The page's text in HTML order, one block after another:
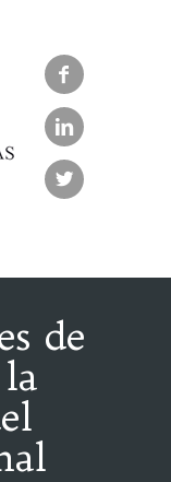



de